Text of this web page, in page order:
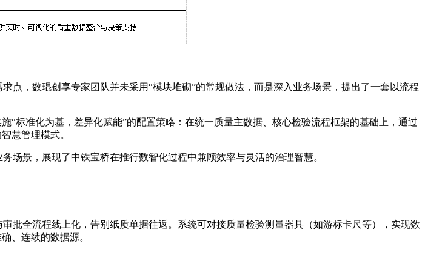
，数琨创享专家团队并未采用“模块堆砌”的常规做法，而是深入业务场景，提出了一套以流程
标准化为基，差异化赋能”的配置策略：在统一质量主数据、核心检验流程框架的基础上，通过
慧管理模式。
场景，展现了中铁宝桥在推行数智化过程中兼顾效率与灵活的治理智慧。
批全流程线上化，告别纸质单据往返。系统可对接质量检验测量器具（如游标卡尺等），实现数
、连续的数据源。